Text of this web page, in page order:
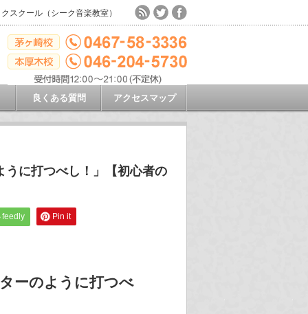
スクール（シーク音楽教室）
良くある質問 アクセスマップ
うに打つべし！」【初心者の
feedly Pin it
ーのように打つべ